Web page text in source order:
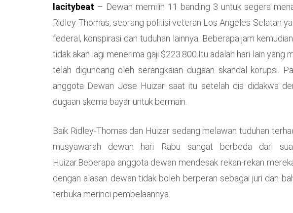
lacitybeat – Dewan memilih 11 banding 3 untuk segera
Ridley-Thomas, seorang politisi veteran Los Angeles Selatan
federal, konspirasi dan tuduhan lainnya. Beberapa jam
tidak akan lagi menerima gaji $223.800.Itu adalah hari lain yang
telah diguncang oleh serangkaian dugaan skandal korupsi.
anggota Dewan Jose Huizar saat itu setelah dia didakwa
dugaan skema bayar untuk bermain.
Baik Ridley-Thomas dan Huizar sedang melawan tuduhan
musyawarah dewan hari Rabu sangat berbeda dari
Huizar.Beberapa anggota dewan mendesak rekan-rekan
dengan alasan dewan tidak boleh berperan sebagai juri dan
terbuka merinci pembelaannya.